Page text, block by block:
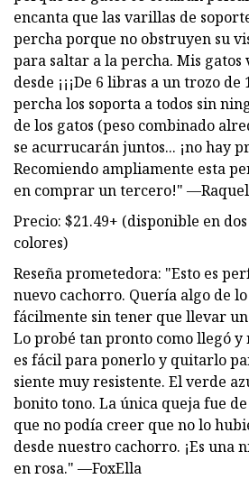
encanta que las varillas de
percha porque no obstruyen su
para saltar a la percha. Mis
desde ¡¡¡De 6 libras a un trozo
percha los soporta a todos sin
de los gatos (peso combinado
se acurrucarán juntos... ¡no hay
Recomiendo ampliamente esta
en comprar un tercero!" —Raquel
Precio: $21.49+ (disponible en
colores)
Reseña prometedora: "Esto es
nuevo cachorro. Quería algo de
fácilmente sin tener que llevar
Lo probé tan pronto como llegó y
es fácil para ponerlo y quitarlo
siente muy resistente. El verde
bonito tono. La única queja fue
que no podía creer que no lo
desde nuestro cachorro. ¡Es una
en rosa." —FoxElla